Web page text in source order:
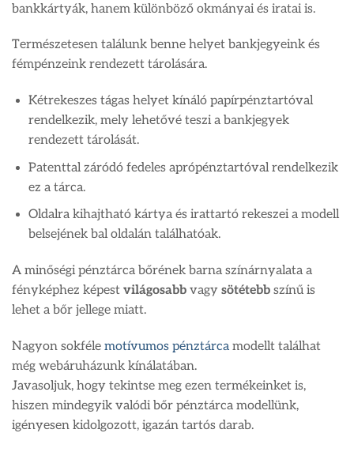
bankkártyák, hanem különböző okmányai és iratai is.
Természetesen találunk benne helyet bankjegyeink és
fémpénzeink rendezett tárolására.
Kétrekeszes tágas helyet kínáló papírpénztartóval
rendelkezik, mely lehetővé teszi a bankjegyek
rendezett tárolását.
Patenttal záródó fedeles aprópénztartóval rendelkezik
ez a tárca.
Oldalra kihajtható kártya és irattartó rekeszei a modell
belsejének bal oldalán találhatóak.
A minőségi pénztárca bőrének barna színárnyalata a
fényképhez képest világosabb vagy sötétebb színű is
lehet a bőr jellege miatt.
Nagyon sokféle motívumos pénztárca modellt találhat
még webáruházunk kínálatában.
Javasoljuk, hogy tekintse meg ezen termékeinket is,
hiszen mindegyik valódi bőr pénztárca modellünk,
igényesen kidolgozott, igazán tartós darab.